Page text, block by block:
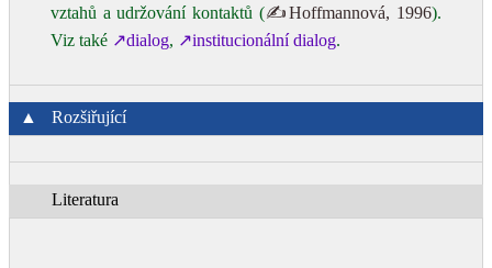
vztahů a udržování kontaktů (✍Hoffmannová, 1996).
Viz také ↗dialog, ↗institucionální dialog.
▲ Rozšiřující
Literatura